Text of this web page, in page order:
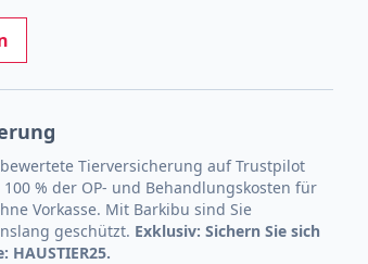
Tierversicherung auf Trustpilot
% der OP- und Behandlungskosten für
Vorkasse. Mit Barkibu sind Sie
geschützt. Exklusiv: Sichern Sie sich
HAUSTIER25.